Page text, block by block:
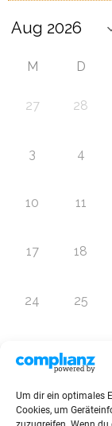
Um dir ein optimales
Cookies, um
M D
27 28
3 4
10 11
17 18
24 25
Zur Eventübersicht